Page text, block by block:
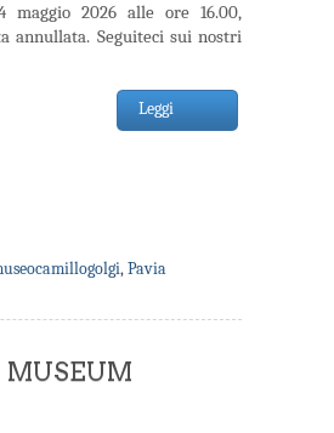
maggio 2026 alle ore 16.00,
annullata. Seguiteci sui nostri
Leggi
,Pavia
MUSEUM